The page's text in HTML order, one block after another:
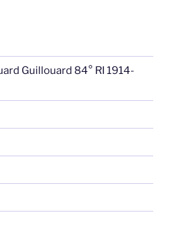
Guillouard 84° RI 1914-